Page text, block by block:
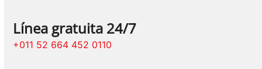
Línea gratuita 24/7
+011 52 664 452 0110